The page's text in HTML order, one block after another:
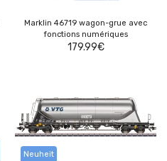
Marklin 46719 wagon-grue avec
fonctions numériques
179.99€
Neuheit